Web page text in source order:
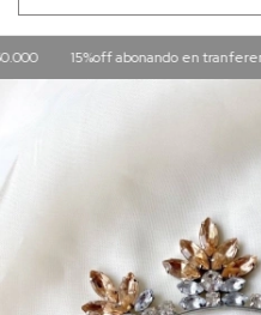
15%off abonando en tranferencia